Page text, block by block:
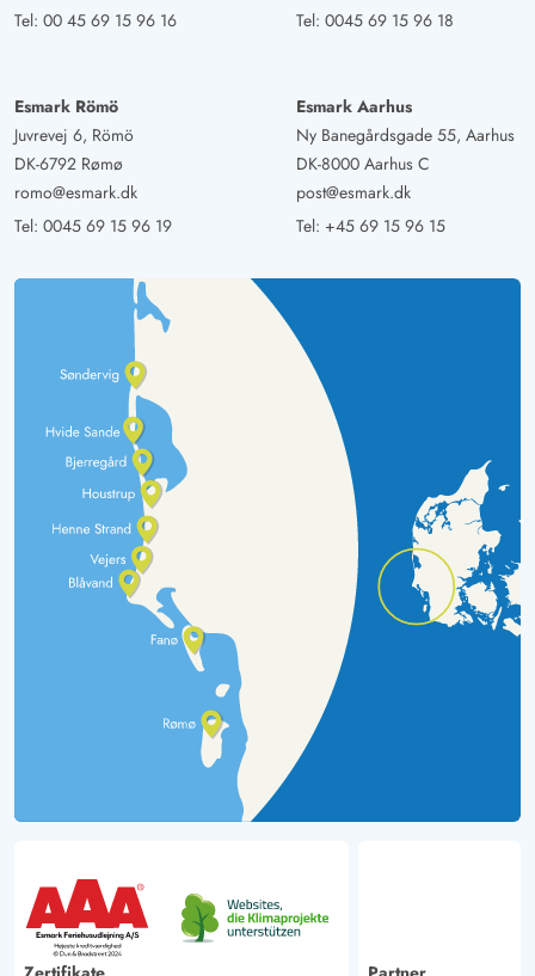
Tel: 00 45 69 15 96 16
Tel: 0045 69 15 96 18
Esmark Römö
Juvrevej 6, Römö
DK-6792 Rømø
romo@esmark.dk
Tel: 0045 69 15 96 19
Esmark Aarhus
Ny Banegårdsgade 55, Aarhus
DK-8000 Aarhus C
post@esmark.dk
Tel: +45 69 15 96 15